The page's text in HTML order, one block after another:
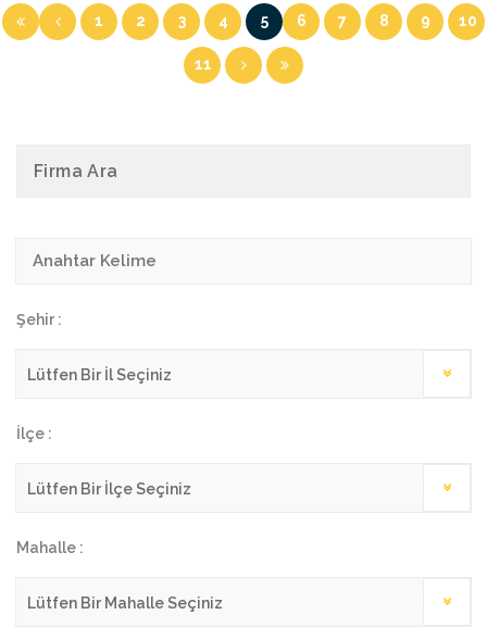
1 2 3 4 5 6 7 8 9 10
11
Firma Ara
Şehir :
İlçe :
Mahalle :